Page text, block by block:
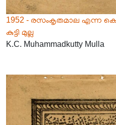
1952 - രസംകൃതമാല എന്ന
കുട്ടി മുല്ല
K.C. Muhammadkutty Mulla